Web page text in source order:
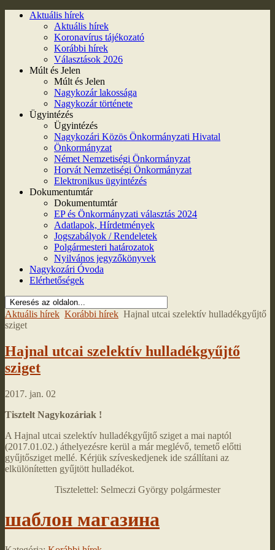
Aktuális hírek
Aktuális hírek
Koronavírus tájékozató
Korábbi hírek
Választások 2026
Múlt és Jelen
Múlt és Jelen
Nagykozár lakossága
Nagykozár története
Ügyintézés
Ügyintézés
Nagykozári Közös Önkormányzati Hivatal
Önkormányzat
Német Nemzetiségi Önkormányzat
Horvát Nemzetiségi Önkormányzat
Elektronikus ügyintézés
Dokumentumtár
Dokumentumtár
EP és Önkormányzati választás 2024
Adatlapok, Hírdetmények
Jogszabályok / Rendeletek
Polgármesteri határozatok
Nyilvános jegyzőkönyvek
Nagykozári Óvoda
Elérhetőségek
Aktuális hírek Korábbi hírek Hajnal utcai szelektív hulladékgyűjtő
sziget
Hajnal utcai szelektív hulladékgyűjtő
sziget
2017. jan. 02
Tisztelt Nagykozáriak !
A Hajnal utcai szelektív hulladékgyűjtő sziget a mai naptól
(2017.01.02.) áthelyezésre kerül a már meglévő, temető előtti
gyűjtősziget mellé. Kérjük szíveskedjenek ide szállítani az
elkülönítetten gyűjtött hulladékot.
Tisztelettel: Selmeczi György polgármester
шаблон магазина